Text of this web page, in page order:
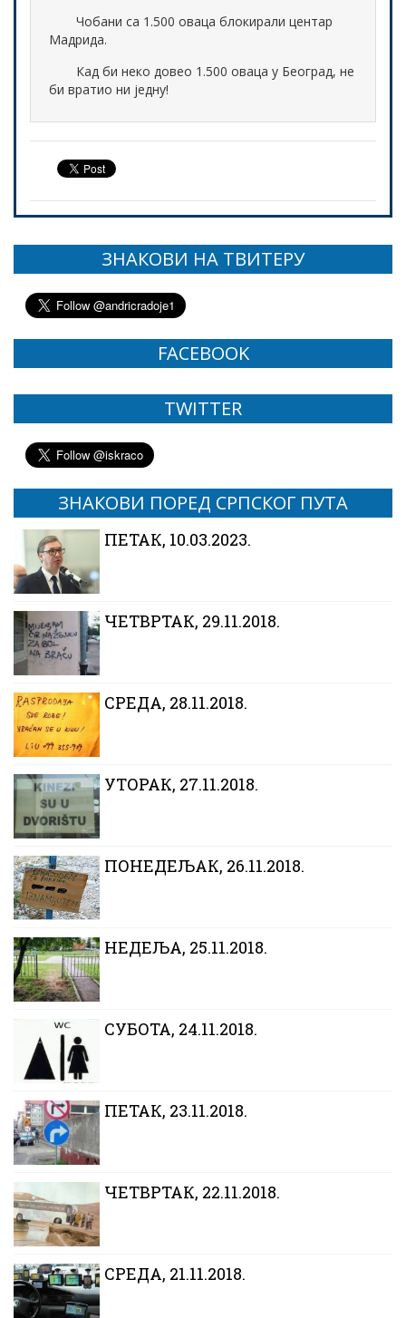
Чобани са 1.500 оваца блокирали центар
Мадрида.
Кад би неко довео 1.500 оваца у Београд, не
би вратио ни једну!
ЗНАКОВИ НА ТВИТЕРУ
FACEBOOK
TWITTER
ЗНАКОВИ ПОРЕД СРПСКОГ ПУТА
ПЕТАК, 10.03.2023.
ЧЕТВРТАК, 29.11.2018.
CРЕДА, 28.11.2018.
УТОРАК, 27.11.2018.
ПОНЕДЕЉАК, 26.11.2018.
НЕДЕЉА, 25.11.2018.
СУБОТА, 24.11.2018.
ПЕТАК, 23.11.2018.
ЧЕТВРТАК, 22.11.2018.
CРЕДА, 21.11.2018.